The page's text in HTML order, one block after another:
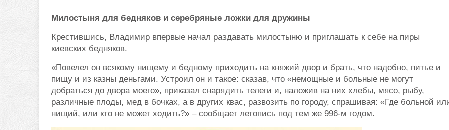
Милостыня для бедняков и серебряные ложки для дружины
Крестившись, Владимир впервые начал раздавать милостыню и приглашать к себе на пиры
киевских бедняков.
«Повелел он всякому нищему и бедному приходить на княжий двор и брать, что надобно, питье и
пищу и из казны деньгами. Устроил он и такое: сказав, что «немощные и больные не могут
добраться до двора моего», приказал снарядить телеги и, наложив на них хлебы, мясо, рыбу,
различные плоды, мед в бочках, а в других квас, развозить по городу, спрашивая: «Где больной
нищий, или кто не может ходить?» – сообщает летопись под тем же 996-м годом.